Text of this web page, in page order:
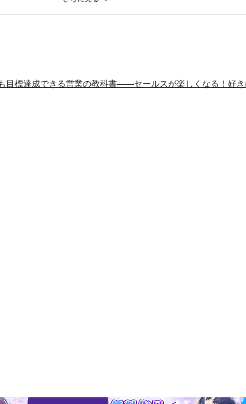
に本当に役に立つ。基本から、トップセールスになるのに必
ください！そして、楽しんでセールスしてください！【著者紹
ンシャル生命保険にライフプランナーとして入社。保険外交
件以上の契約をとり続ける。2004年には個人保険部門約3000
に就任。営業職員のリクルート、トレーニング、チーム運営
13人の支社を引き継ぎ、社長杯ランキングでトップをとる。東
受賞2008年 リクルート社、RMCグランプリ入選2013 年 第30
目標達成できる営業の教科書――セールスが楽しくなる！好き